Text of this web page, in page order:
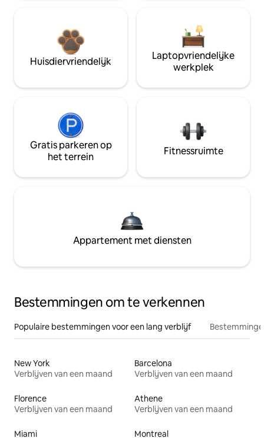
Huisdiervriendelijk
Laptopvriendelijke
werkplek
Gratis parkeren op
het terrein
Fitnessruimte
Appartement met diensten
Bestemmingen om te verkennen
Populaire bestemmingen voor een lang verblijf
New York
Verblijven van een maand
Barcelona
Verblijven van een maand
Florence
Verblijven van een maand
Athene
Verblijven van een maand
Miami Montreal